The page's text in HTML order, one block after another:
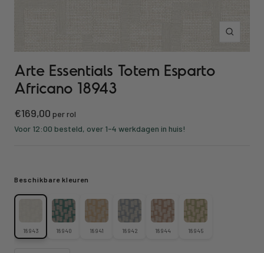
Zoom
Arte Essentials Totem Esparto
Africano 18943
Sale
price
€169,00 per rol
Voor 12:00 besteld, over 1-4 werkdagen in huis!
Beschikbare kleuren
18943 18940 18941 18942 18944 18945